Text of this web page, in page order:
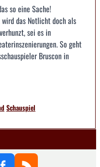
so eine Sache!
das Notlicht doch als
sei es in
So geht
Bruscon in
Schauspiel